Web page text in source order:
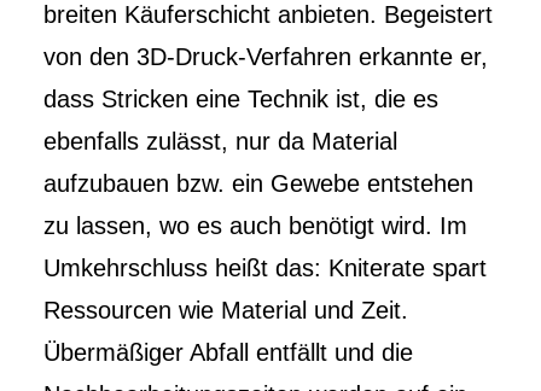
breiten Käuferschicht anbieten. Begeistert
von den 3D-Druck-Verfahren erkannte er,
dass Stricken eine Technik ist, die es
ebenfalls zulässt, nur da Material
aufzubauen bzw. ein Gewebe entstehen
zu lassen, wo es auch benötigt wird. Im
Umkehrschluss heißt das: Kniterate spart
Ressourcen wie Material und Zeit.
Übermäßiger Abfall entfällt und die